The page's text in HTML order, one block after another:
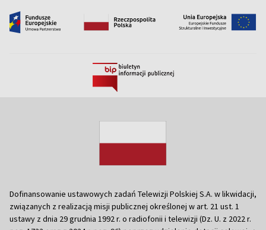
Dofinansowanie ustawowych zadań Telewizji Polskiej S.A. w likwidacji,
związanych z realizacją misji publicznej określonej w art. 21 ust. 1
ustawy z dnia 29 grudnia 1992 r. o radiofonii i telewizji (Dz. U. z 2022 r.